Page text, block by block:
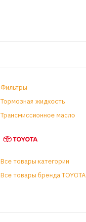
Фильтры
Тормозная жидкость
Трансмиссионное масло
Все товары категории
Все товары бренда TOYOTA